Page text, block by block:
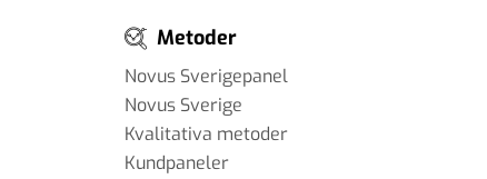
Metoder
Novus Sverigepanel
Novus Sverige
Kvalitativa metoder
Kundpaneler